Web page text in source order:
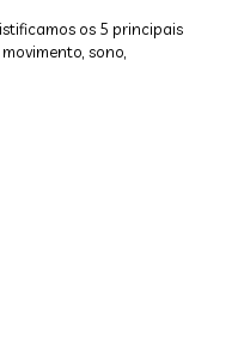
os 5 principais
sono,